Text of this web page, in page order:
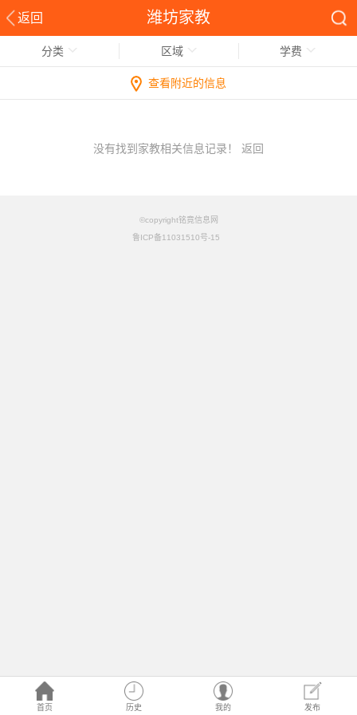
返回 潍坊家教
首页 历史 我的 发布
分类 区域 学费
查看附近的信息
没有找到家教相关信息记录！ 返回
©copyright铭竟信息网
鲁ICP备11031510号-15